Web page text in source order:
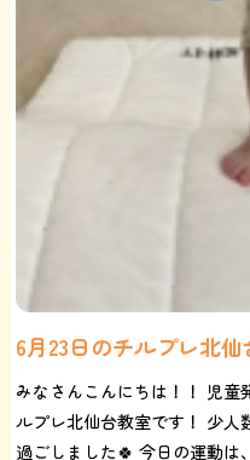
6月23日のチルプレ北
みなさんこんにちは！！ 児童
ルプレ北仙台教室です！ 少人
過ごしました🍀 今日の運動は